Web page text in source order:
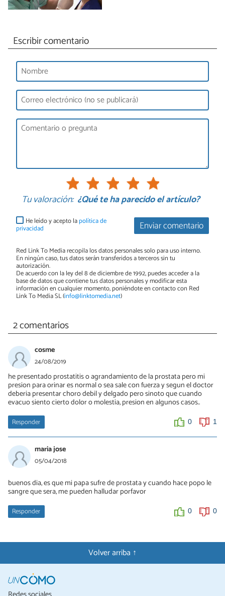
Escribir comentario
Tu valoración: ¿Qué te ha parecido el artículo?
Enviar comentario
He leído y acepto lapolítica de
privacidad
Red Link To Media recopila los datos personales solo para uso interno.
En ningún caso, tus datos serán transferidos a terceros sin tu
autorización.
De acuerdo con la ley del 8 de diciembre de 1992, puedes acceder a la
base de datos que contiene tus datos personales y modificar esta
información en cualquier momento, poniéndote en contacto con Red
Link To Media SL (info@linktomedia.net)
2 comentarios
cosme
24/08/2019
he presentado prostatitis o agrandamiento de la prostata pero mi
presion para orinar es normal o sea sale con fuerza y segun el doctor
deberia presentar choro debil y delgado pero sinoto que cuando
evacuo siento cierto dolor o molestia, presion en algunos casos..
Responder 0 1
maria jose
05/04/2018
buenos dia, es que mi papa sufre de prostata y cuando hace popo le
sangre que sera, me pueden halludar porfavor
Responder 0 0
Volver arriba ↑